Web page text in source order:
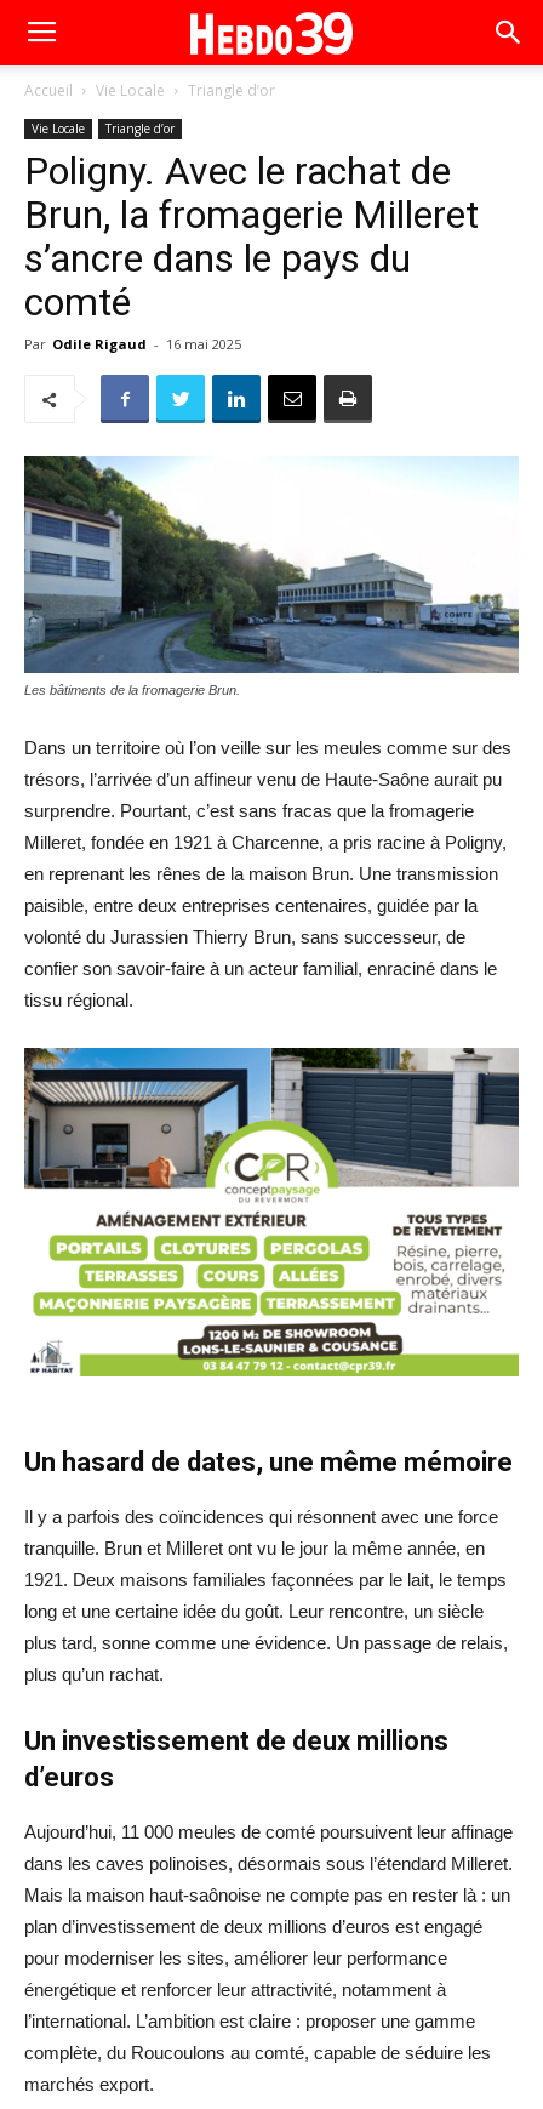
Accueil Vie Locale Triangle d’or
Vie Locale Triangle d’or
Poligny. Avec le rachat de
Brun, la fromagerie Milleret
s’ancre dans le pays du
comté
Par Odile Rigaud - 16 mai 2025
Les bâtiments de la fromagerie Brun.
Dans un territoire où l’on veille sur les meules comme sur des
trésors, l’arrivée d’un affineur venu de Haute-Saône aurait pu
surprendre. Pourtant, c’est sans fracas que la fromagerie
Milleret, fondée en 1921 à Charcenne, a pris racine à Poligny,
en reprenant les rênes de la maison Brun. Une transmission
paisible, entre deux entreprises centenaires, guidée par la
volonté du Jurassien Thierry Brun, sans successeur, de
confier son savoir-faire à un acteur familial, enraciné dans le
tissu régional.
Un hasard de dates, une même mémoire
Il y a parfois des coïncidences qui résonnent avec une force
tranquille. Brun et Milleret ont vu le jour la même année, en
1921. Deux maisons familiales façonnées par le lait, le temps
long et une certaine idée du goût. Leur rencontre, un siècle
plus tard, sonne comme une évidence. Un passage de relais,
plus qu’un rachat.
Un investissement de deux millions
d’euros
Aujourd’hui, 11 000 meules de comté poursuivent leur affinage
dans les caves polinoises, désormais sous l’étendard Milleret.
Mais la maison haut-saônoise ne compte pas en rester là : un
plan d’investissement de deux millions d’euros est engagé
pour moderniser les sites, améliorer leur performance
énergétique et renforcer leur attractivité, notamment à
l’international. L’ambition est claire : proposer une gamme
complète, du Roucoulons au comté, capable de séduire les
marchés export.